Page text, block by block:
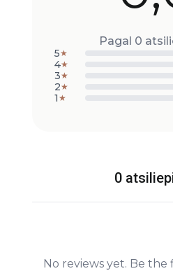
Pagal 0
5★
4★
3★
2★
1 ★
0
No reviews yet. Be